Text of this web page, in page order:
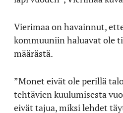
Vierimaa on havainnut,
kommuuniin haluavat ole
määrästä.
”Monet eivät ole perillä
tehtävien kuulumisesta
eivät tajua, miksi lehdet